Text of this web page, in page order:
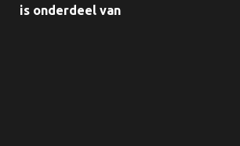
is onderdeel van